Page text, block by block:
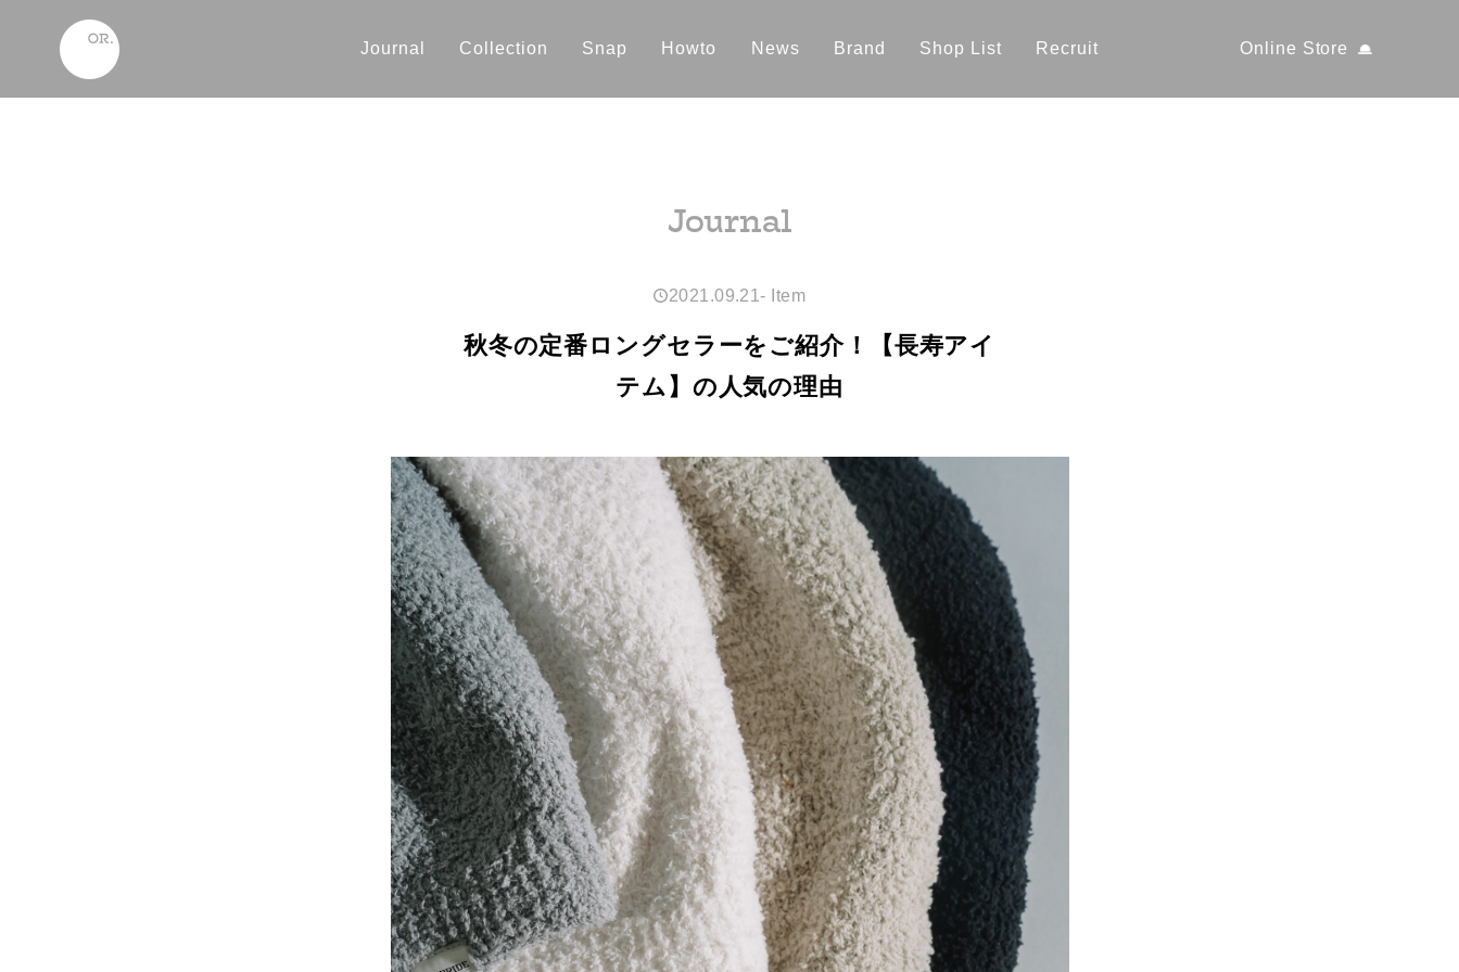
Online Store
Journal Collection Snap Howto News Brand Shop List Recruit
Journal
2021.09.21- Item
秋冬の定番ロングセラーをご紹介！【長寿アイ
テム】の人気の理由